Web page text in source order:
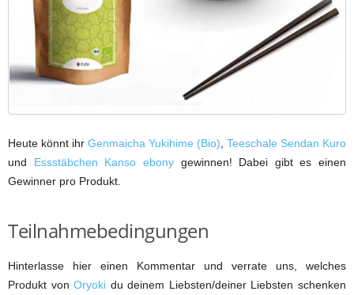
Heute könnt ihr Genmaicha Yukihime (Bio) Teeschale Sendan Kuro
und Essstäbchen Kanso ebonygewinnen! Dabei gibt es einen
Gewinner pro Produkt.
Teilnahmebedingungen
Hinterlasse hier einen Kommentar und verrate uns, welches
Produkt vonOryoki du deinem Liebsten/deiner Liebsten schenken